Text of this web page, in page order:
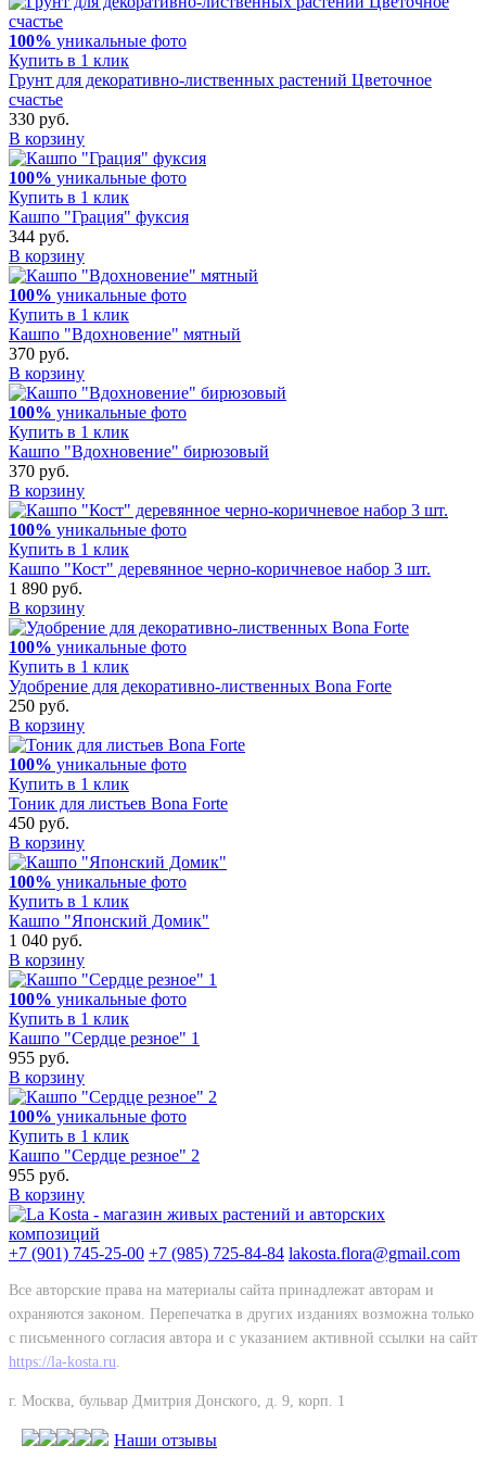
100% уникальные фото
Купить в 1 клик
Грунт для декоративно-лиственных растений Цветочное
счастье
330 руб.
В корзину
100% уникальные фото
Купить в 1 клик
Кашпо "Грация" фуксия
344 руб.
В корзину
100% уникальные фото
Купить в 1 клик
Кашпо "Вдохновение" мятный
370 руб.
В корзину
100% уникальные фото
Купить в 1 клик
Кашпо "Вдохновение" бирюзовый
370 руб.
В корзину
100% уникальные фото
Купить в 1 клик
Кашпо "Кост" деревянное черно-коричневое набор 3 шт.
1 890 руб.
В корзину
100% уникальные фото
Купить в 1 клик
Удобрение для декоративно-лиственных Bona Forte
250 руб.
В корзину
100% уникальные фото
Купить в 1 клик
Тоник для листьев Bona Forte
450 руб.
В корзину
100% уникальные фото
Купить в 1 клик
Кашпо "Японский Домик"
1 040 руб.
В корзину
100% уникальные фото
Купить в 1 клик
Кашпо "Сердце резное" 1
955 руб.
В корзину
100% уникальные фото
Купить в 1 клик
Кашпо "Сердце резное" 2
955 руб.
В корзину
+7 (901) 745-25-00 +7 (985) 725-84-84 lakosta.flora@gmail.com
Все авторские права на материалы сайта принадлежат авторам и
охраняются законом. Перепечатка в других изданиях возможна только
с письменного согласия автора и с указанием активной ссылки на сайт
https://la-kosta.ru.
г. Москва, бульвар Дмитрия Донского, д. 9, корп. 1
Наши отзывы